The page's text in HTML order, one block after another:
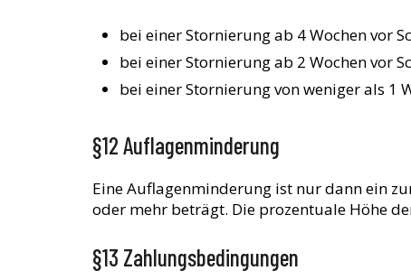
bei einer Stornierung ab 4 Wochen vor
bei einer Stornierung ab 2 Wochen vor
bei einer Stornierung von weniger als 1
§12 Auflagenminderung
Eine Auflagenminderung ist nur dann ein
oder mehr beträgt. Die prozentuale Höhe
§13 Zahlungsbedingungen